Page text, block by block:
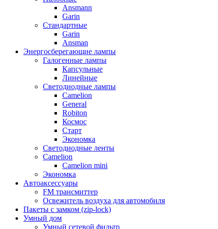
Ansmann
Garin
Стандартные
Garin
Ansman
Энергосберегающие лампы
Галогенные лампы
Капсульные
Линейные
Светодиодные лампы
Camelion
General
Robiton
Космос
Старт
Экономка
Светодиодные ленты
Camelion
Camelion mini
Экономка
Автоаксессуары
FM трансмиттер
Освежитель воздуха для автомобиля
Пакеты с замком (zip-lock)
Умный дом
Умный сетевой фильтр